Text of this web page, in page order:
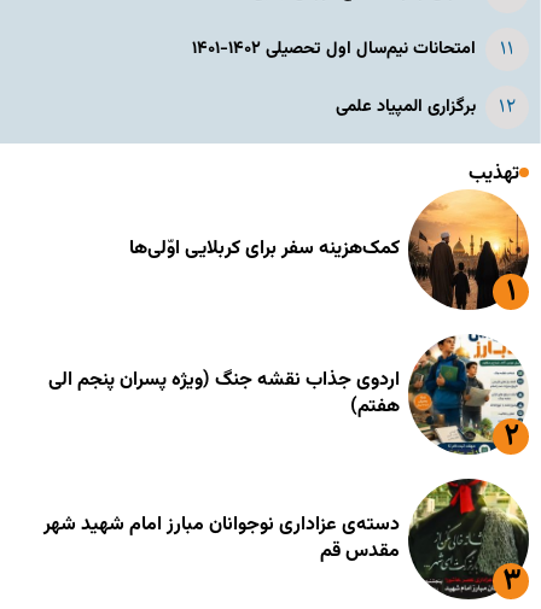
امتحانات نیم‌سال اول تحصیلی ۱۴۰۲-۱۴۰۱
برگزاری المپیاد علمی
تهذیب
کمک‌هزینه سفر برای کربلایی اوّلی‌ها
اردوی جذاب نقشه جنگ (ویژه پسران پنجم الی
هفتم)
دسته‌ی عزاداری نوجوانان مبارز امام شهید شهر
مقدس قم